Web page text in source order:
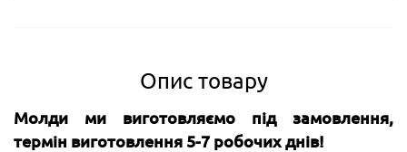
Опис товару
Молди ми виготовляємо під замовлення,
термін виготовлення 5-7 робочих днів!